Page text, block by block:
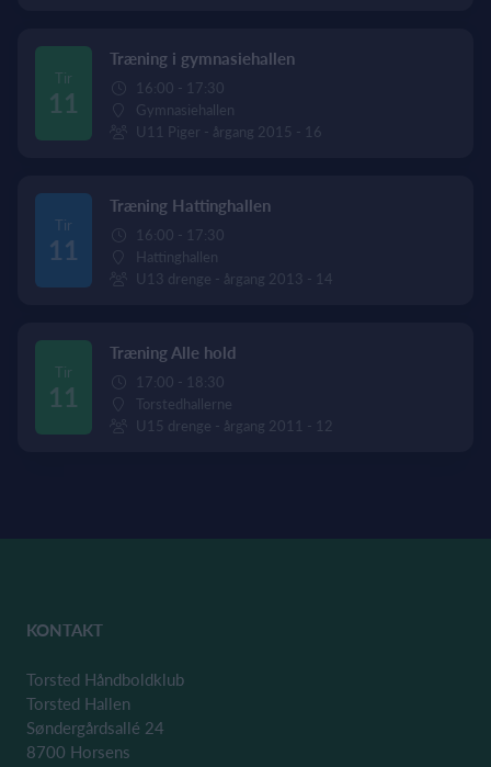
Tir
11
Træning i gymnasiehallen
16:00 - 17:30
Gymnasiehallen
U11 Piger - årgang 2015 - 16
Tir
11
Træning Hattinghallen
16:00 - 17:30
Hattinghallen
U13 drenge - årgang 2013 - 14
Tir
11
Træning Alle hold
17:00 - 18:30
Torstedhallerne
U15 drenge - årgang 2011 - 12
KONTAKT
Torsted Håndboldklub
Torsted Hallen
Søndergårdsallé 24
8700 Horsens